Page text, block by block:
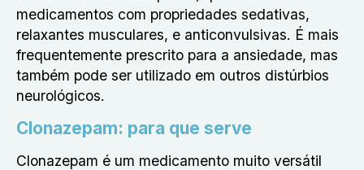
medicamentos com propriedades sedativas,
relaxantes musculares, e anticonvulsivas. É mais
frequentemente prescrito para a ansiedade, mas
também pode ser utilizado em outros distúrbios
neurológicos.
Clonazepam: para que serve
Clonazepam é um medicamento muito versátil